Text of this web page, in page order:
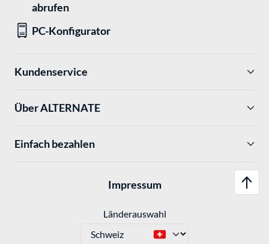
abrufen
PC-Konfigurator
Kundenservice
Über ALTERNATE
Einfach bezahlen
Impressum
Länderauswahl